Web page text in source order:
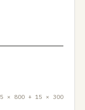
5 × 800 + 15 × 300